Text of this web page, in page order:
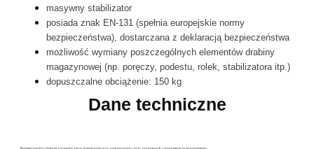
masywny stabilizator
posiada znak EN-131 (spełnia europejskie normy
bezpieczeństwa), dostarczana z deklaracją bezpieczeństwa
możliwość wymiany poszczególnych elementów drabiny
magazynowej (np. poręczy, podestu, rolek, stabilizatora itp.)
dopuszczalne obciążenie: 150 kg
Dane techniczne